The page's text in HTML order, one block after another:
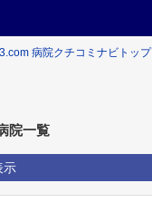
病院クチコミナビトップ
院一覧
示